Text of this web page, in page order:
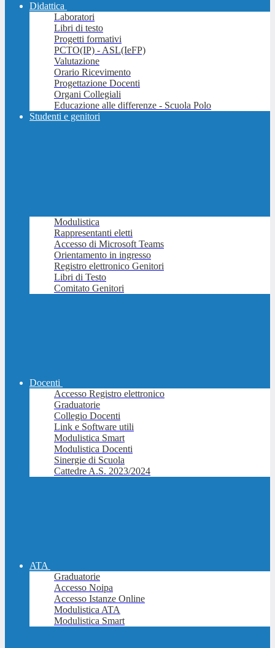
Didattica
Laboratori
Libri di testo
Progetti formativi
PCTO(IP) - ASL(IeFP)
Valutazione
Orario Ricevimento
Progettazione Docenti
Organi Collegiali
Educazione alle differenze - Scuola Polo
Studenti e genitori
Modulistica
Rappresentanti eletti
Accesso di Microsoft Teams
Orientamento in ingresso
Registro elettronico Genitori
Libri di Testo
Comitato Genitori
Docenti
Accesso Registro elettronico
Graduatorie
Collegio Docenti
Link e Software utili
Modulistica Smart
Modulistica Docenti
Sinergie di Scuola
Cattedre A.S. 2023/2024
ATA
Graduatorie
Accesso Noipa
Accesso Istanze Online
Modulistica ATA
Modulistica Smart